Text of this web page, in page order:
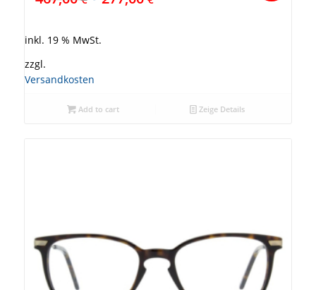
inkl. 19 % MwSt.
zzgl.
Versandkosten
Add to cart Zeige Details